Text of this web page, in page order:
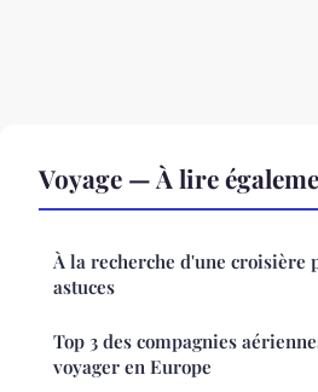
Voyage — À lire
À la recherche d'une croisière
astuces
Top 3 des compagnies
voyager en Europe